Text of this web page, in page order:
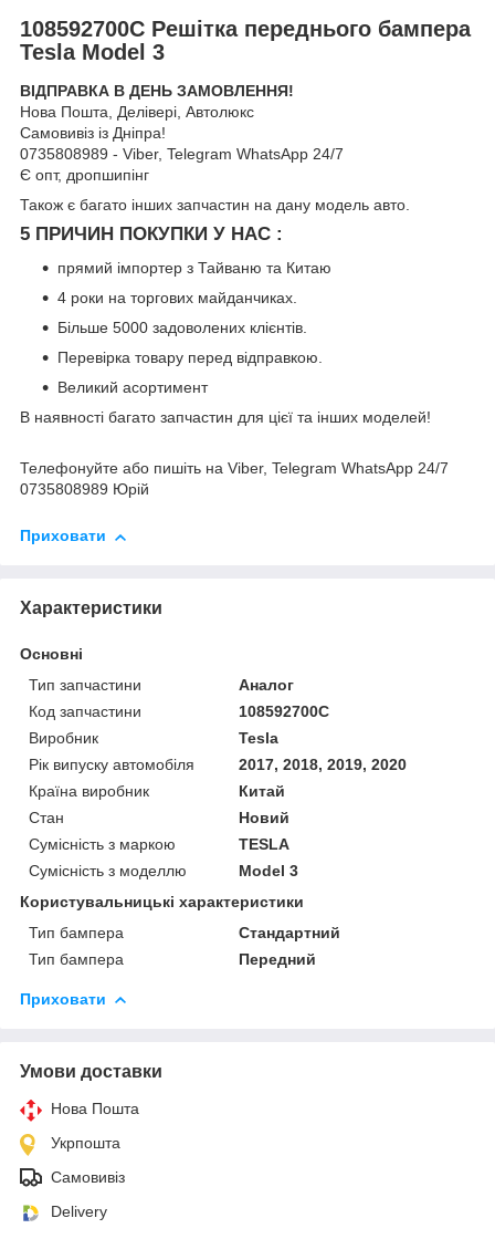
108592700C Решітка переднього бампера
Tesla Model 3
ВІДПРАВКА В ДЕНЬ ЗАМОВЛЕННЯ!
Нова Пошта, Делівері, Автолюкс
Самовивіз із Дніпра!
0735808989 - Viber, Telegram WhatsApp 24/7
Є опт, дропшипінг
Також є багато інших запчастин на дану модель авто.
5 ПРИЧИН ПОКУПКИ У НАС :
прямий імпортер з Тайваню та Китаю
4 роки на торгових майданчиках.
Більше 5000 задоволених клієнтів.
Перевірка товару перед відправкою.
Великий асортимент
В наявності багато запчастин для цієї та інших моделей!
Телефонуйте або пишіть на Viber, Telegram WhatsApp 24/7
0735808989 Юрій
Приховати
Характеристики
Основні
Тип запчастини
Аналог
Код запчастини
108592700C
Виробник
Tesla
Рік випуску автомобіля
2017, 2018, 2019, 2020
Країна виробник
Китай
Стан
Новий
Сумісність з маркою
TESLA
Сумісність з моделлю
Model 3
Користувальницькі характеристики
Тип бампера
Стандартний
Тип бампера
Передний
Приховати
Умови доставки
Нова Пошта
Укрпошта
Самовивіз
Delivery